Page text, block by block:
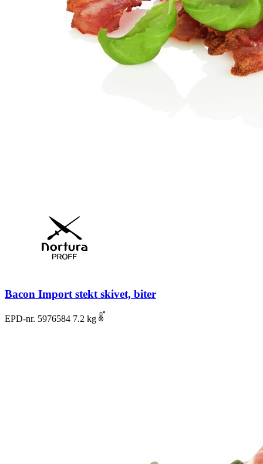
Bacon Import stekt skivet, biter
EPD-nr. 5976584 7.2 kg